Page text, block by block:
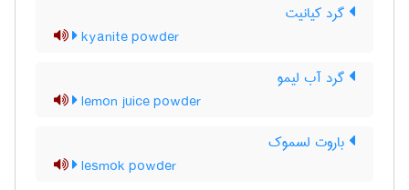
گرد کیانیت
kyanite powder
گرد آب لیمو
lemon juice powder
باروت لسموک
lesmok powder